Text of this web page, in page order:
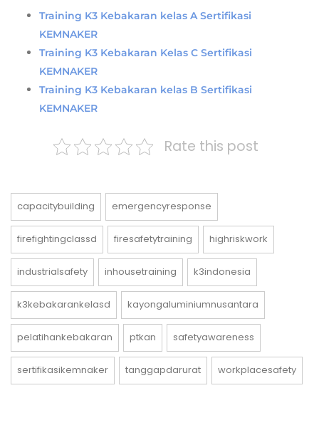
Training K3 Kebakaran kelas A Sertifikasi
KEMNAKER
Training K3 Kebakaran Kelas C Sertifikasi
KEMNAKER
Training K3 Kebakaran kelas B Sertifikasi
KEMNAKER
Rate this post
capacitybuilding emergencyresponse
firefightingclassd firesafetytraining highriskwork
industrialsafety inhousetraining k3indonesia
k3kebakarankelasd kayongaluminiumnusantara
pelatihankebakaran ptkan safetyawareness
sertifikasikemnaker tanggapdarurat workplacesafety